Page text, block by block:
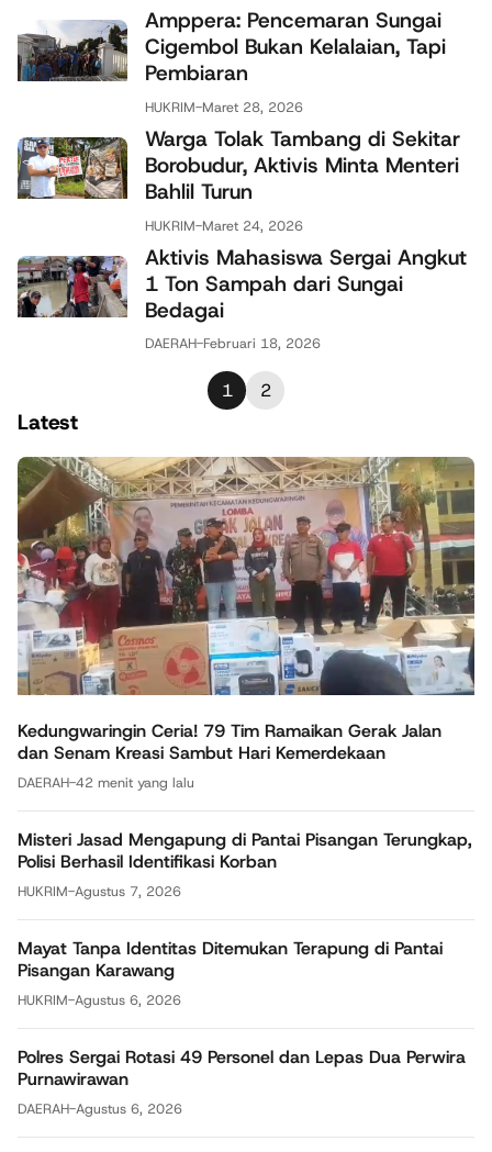
Amppera: Pencemaran Sungai
Cigembol Bukan Kelalaian, Tapi
Pembiaran
HUKRIM-Maret 28, 2026
Warga Tolak Tambang di Sekitar
Borobudur, Aktivis Minta Menteri
Bahlil Turun
HUKRIM-Maret 24, 2026
Aktivis Mahasiswa Sergai Angkut
1 Ton Sampah dari Sungai
Bedagai
DAERAH-Februari 18, 2026
1 2
Latest
Kedungwaringin Ceria! 79 Tim Ramaikan Gerak Jalan
dan Senam Kreasi Sambut Hari Kemerdekaan
DAERAH-42 menit yang lalu
Misteri Jasad Mengapung di Pantai Pisangan Terungkap,
Polisi Berhasil Identifikasi Korban
HUKRIM-Agustus 7, 2026
Mayat Tanpa Identitas Ditemukan Terapung di Pantai
Pisangan Karawang
HUKRIM-Agustus 6, 2026
Polres Sergai Rotasi 49 Personel dan Lepas Dua Perwira
Purnawirawan
DAERAH-Agustus 6, 2026